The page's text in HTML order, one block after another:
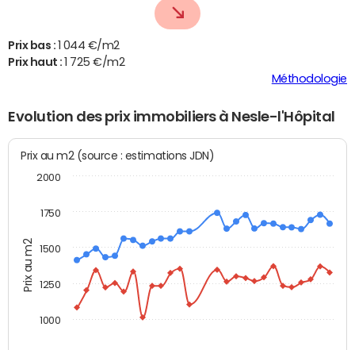
Prix bas :
1 044 €/m2
Prix haut :
1 725 €/m2
Méthodologie
Evolution des prix immobiliers à Nesle-l'Hôpital
Prix au m2
Prix au m2 (source : estimations JDN)
1000
1250
1500
1750
2000